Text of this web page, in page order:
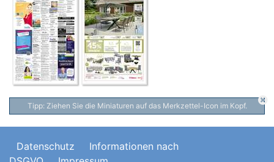
Tipp: Ziehen Sie die Miniaturen auf das Merkzettel-Icon im Kopf.
Datenschutz
Informationen nach